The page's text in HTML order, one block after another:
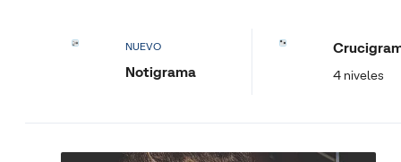
NUEVO
Notigrama 4 niveles